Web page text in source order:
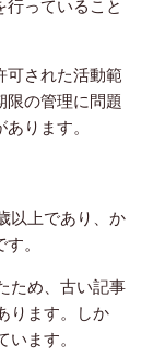
っていること
可された活動範
限の管理に問題
ります。
以上であり、か
。
ため、古い記事
ります。しか
ます。